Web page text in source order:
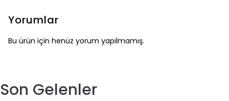
Yorumlar
Bu ürün için henüz yorum yapılmamış.
Son Gelenler